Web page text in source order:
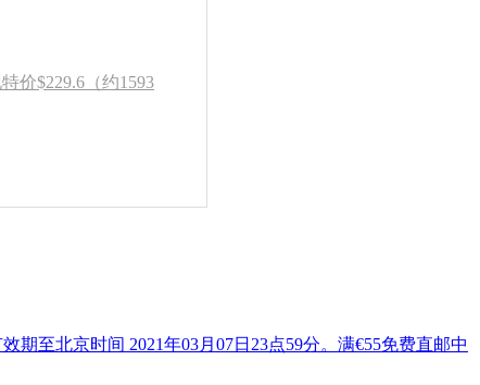
价$229.6（约1593
至北京时间 2021年03月07日23点59分。满€55免费直邮中